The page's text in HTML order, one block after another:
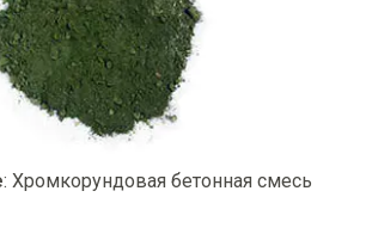
: Хромкорундовая бетонная смесь